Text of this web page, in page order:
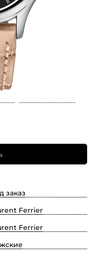
заказ
Ferrier
Ferrier